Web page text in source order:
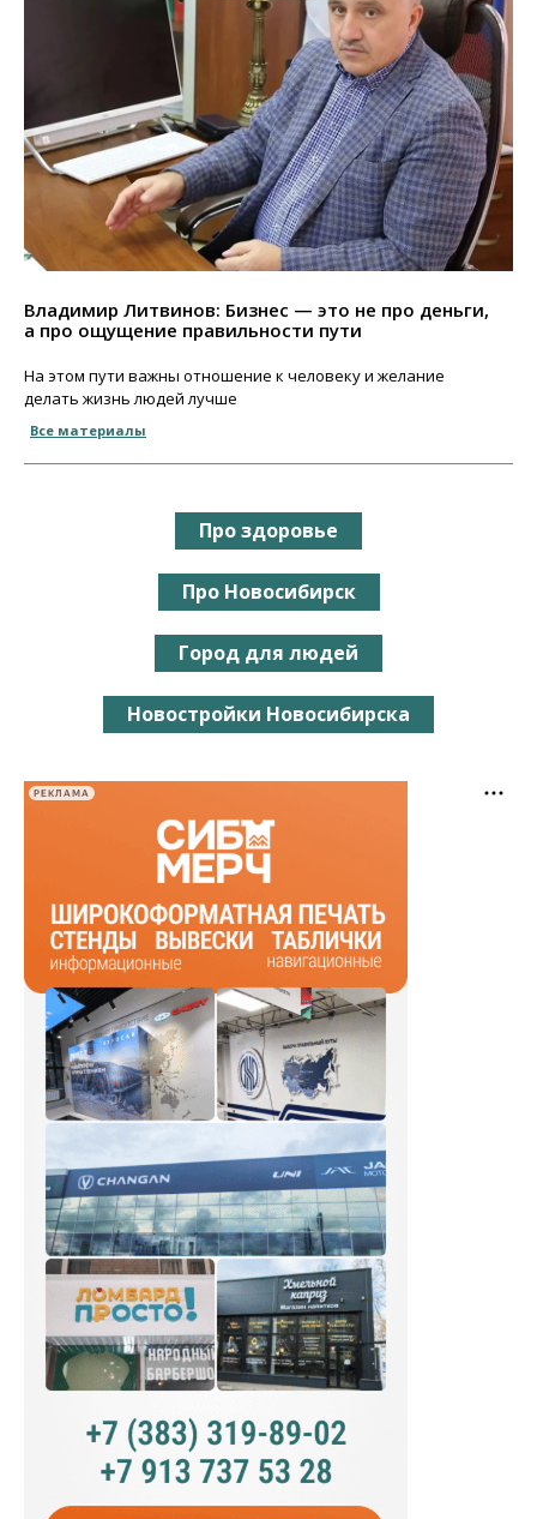
Владимир Литвинов: Бизнес — это не про деньги,
а про ощущение правильности пути
На этом пути важны отношение к человеку и желание
делать жизнь людей лучше
Все материалы
Про здоровье
Про Новосибирск
Город для людей
Новостройки Новосибирска
РЕКЛАМА